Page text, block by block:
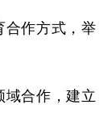
作方式，举
合作，建立